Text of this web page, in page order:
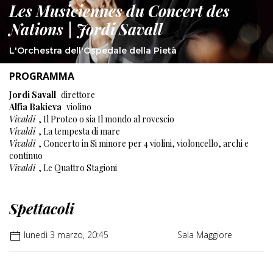
Les Musiciennes du Concert des
Nations | Jordi Savall
L'Orchestra dell'Ospedale della Pietà
PROGRAMMA
Jordi Savall direttore
Alfia Bakieva violino
Vivaldi , Il Proteo o sia Il mondo al rovescio
Vivaldi , La tempesta di mare
Vivaldi , Concerto in Si minore per 4 violini, violoncello, archi e
continuo
Vivaldi , Le Quattro Stagioni
Spettacoli
lunedì 3 marzo, 20:45 Sala Maggiore